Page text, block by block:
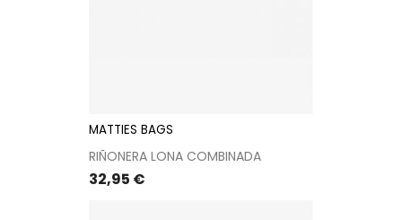
MATTIES BAGS
RIÑONERA LONA COMBINADA
Precio
32,95 €